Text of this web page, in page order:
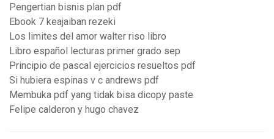
Pengertian bisnis plan pdf
Ebook 7 keajaiban rezeki
Los limites del amor walter riso libro
Libro español lecturas primer grado sep
Principio de pascal ejercicios resueltos pdf
Si hubiera espinas v c andrews pdf
Membuka pdf yang tidak bisa dicopy paste
Felipe calderon y hugo chavez